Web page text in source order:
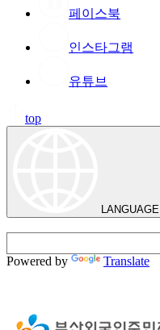
페이스북
인스타그램
유튜브
top
LANGUAGE
Powered by Translate